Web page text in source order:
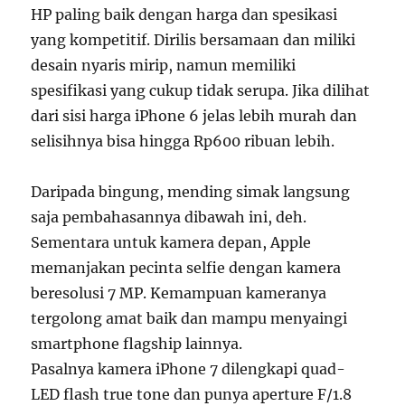
HP paling baik dengan harga dan spesikasi
yang kompetitif. Dirilis bersamaan dan miliki
desain nyaris mirip, namun memiliki
spesifikasi yang cukup tidak serupa. Jika dilihat
dari sisi harga iPhone 6 jelas lebih murah dan
selisihnya bisa hingga Rp600 ribuan lebih.
Daripada bingung, mending simak langsung
saja pembahasannya dibawah ini, deh.
Sementara untuk kamera depan, Apple
memanjakan pecinta selfie dengan kamera
beresolusi 7 MP. Kemampuan kameranya
tergolong amat baik dan mampu menyaingi
smartphone flagship lainnya.
Pasalnya kamera iPhone 7 dilengkapi quad-
LED flash true tone dan punya aperture F/1.8